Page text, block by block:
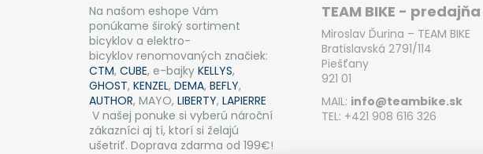
Na našom eshope Vám
ponúkame široký sortiment
bicyklov a elektro-
bicyklov renomovaných značiek:
CTM, CUBE, e-bajky KELLYS,
GHOST, KENZEL, DEMA, BEFLY,
AUTHOR, MAYO, LIBERTY, LAPIERRE
V našej ponuke si vyberú nároční
zákazníci aj tí, ktorí si želajú
ušetriť. Doprava zdarma od 199€!
TEAM BIKE - predajňa
Miroslav Ďurina – TEAM BIKE
Bratislavská 2791/114
Piešťany
921 01
MAIL: info@teambike.sk
TEL: +421 908 616 326